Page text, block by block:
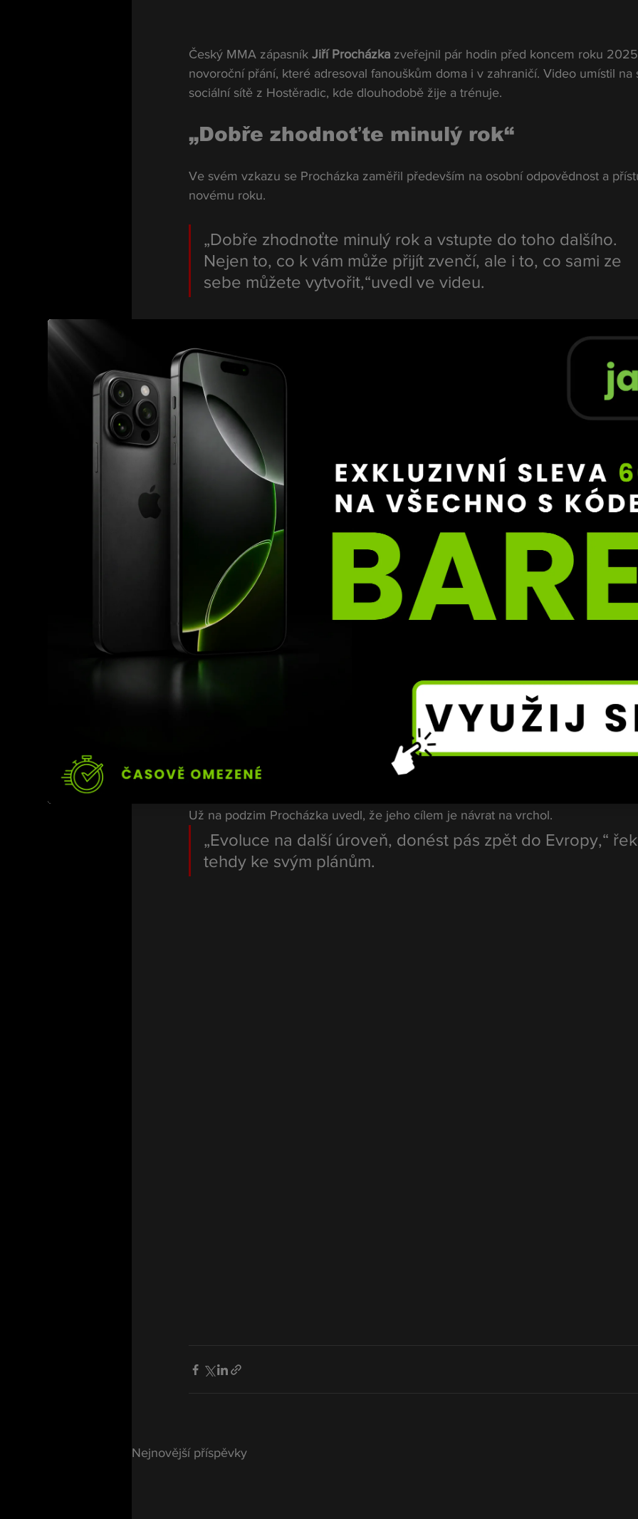
Český MMA zápasník Jiří Procházka zveřejnil pár hodin před koncem roku
novoroční přání, které adresoval fanouškům doma i v zahraničí. Video umístil
sociální sítě z Hostěradic, kde dlouhodobě žije a trénuje.
„Dobře zhodnoťte minulý rok“
Ve svém vzkazu se Procházka zaměřil především na osobní odpovědnost a
novému roku.
„Dobře zhodnoťte minulý rok a vstupte do toho dalšího.
Nejen to, co k vám může přijít zvenčí, ale i to, co sami ze
sebe můžete vytvořit,“uvedl ve videu.
„Převzít zodpovědnost za všechno dobré ve svém životě
vytvořit to nejlepší ze své vlastní vůle. Držím palce, jdeme
pro to.“
Konec roku ve znamení rodiny i pomoci
Během prosince se Procházka fanouškům připomněl hned několikrát. Krátce
Vánoci oznámil, že s partnerkou čekají narození dítěte a že se na jaře roku
stane poprvé otcem.
Zároveň se zapojil do charitativních aktivit.
Společně s youtuberem FattyPillow
absolvoval několikahodinový stream, během
kterého se podařilo vybrat více než 2,6 milionu korun na podporu onkologicky
nemocných dětí. Procházka se zúčastnil také mikulášské akce, při níž rozdával
dárky.
Sportovní plán na rok 2026
Po sportovní stránce má Procházka jasno. V roce 2026 se chce vrátit do klece
a znovu usilovat o titul v polotěžké váze. Další zápas by se
dostupných informací mohl uskutečnit do konce března.
Už na podzim Procházka uvedl, že jeho cílem je návrat na vrchol.
„Evoluce na další úroveň, donést pás zpět do Evropy,“
tehdy ke svým plánům.
Nejnovější příspěvky